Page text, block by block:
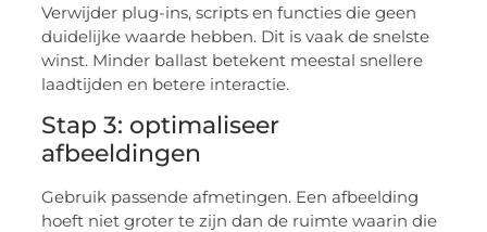
Verwijder plug-ins, scripts en functies die geen
duidelijke waarde hebben. Dit is vaak de snelste
winst. Minder ballast betekent meestal snellere
laadtijden en betere interactie.
Stap 3: optimaliseer
afbeeldingen
Gebruik passende afmetingen. Een afbeelding
hoeft niet groter te zijn dan de ruimte waarin die